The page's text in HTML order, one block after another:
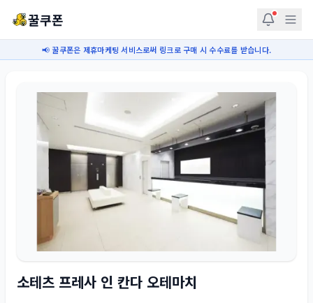
꿀쿠폰
📢 꿀쿠폰은 제휴마케팅 서비스로써 링크로 구매 시 수수료를 받습니다.
소테츠 프레사 인 칸다 오테마치